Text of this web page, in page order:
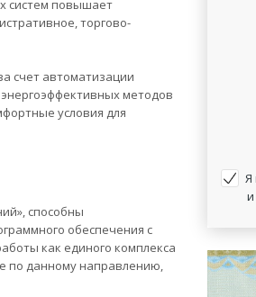
Я
систем повышает
торгово-
счет автоматизации
методов
условия для
способны
обеспечения с
как единого комплекса
по данному направлению,